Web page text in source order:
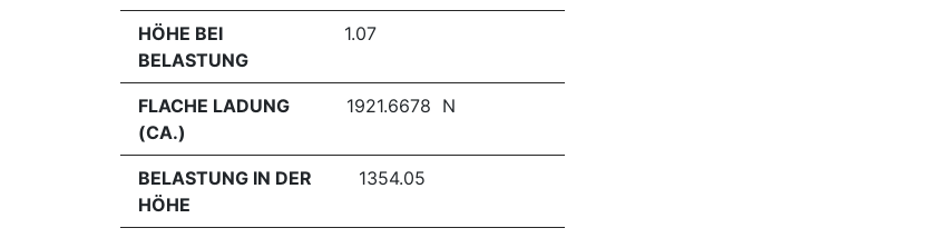
HÖHE BEI
BELASTUNG
1.07
FLACHE LADUNG
(CA.)
1921.6678 N
BELASTUNG IN DER
HÖHE
1354.05